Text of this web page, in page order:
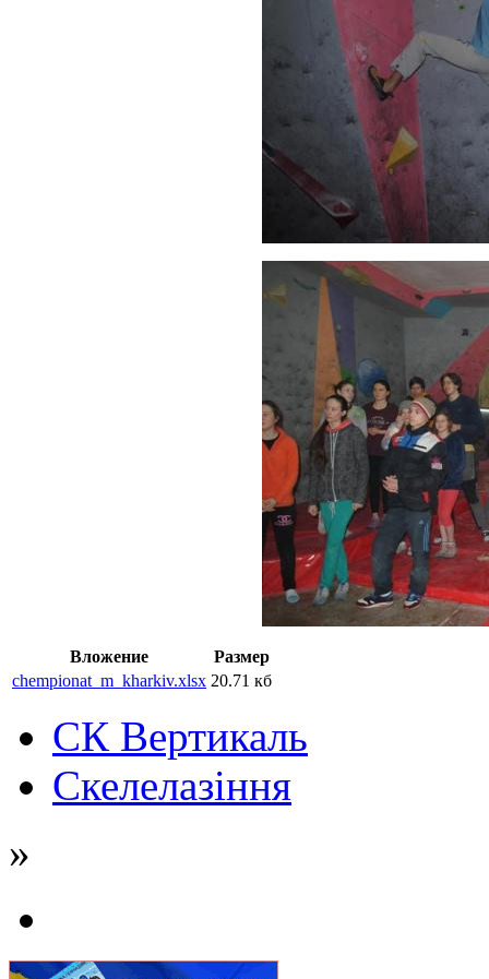
Вложение
Размер
chempionat_m_kharkiv.xlsx 20.71 кб
СК Вертикаль
Скелелазіння
»